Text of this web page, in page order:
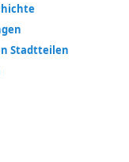
Stadtteilen